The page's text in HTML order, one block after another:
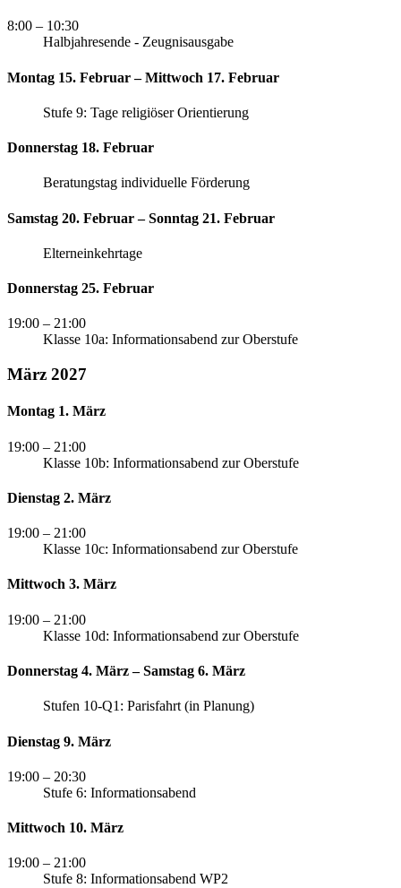
8:00 – 10:30
Halbjahresende - Zeugnisausgabe
Montag 15. Februar – Mittwoch 17. Februar
Stufe 9: Tage religiöser Orientierung
Donnerstag 18. Februar
Beratungstag individuelle Förderung
Samstag 20. Februar – Sonntag 21. Februar
Elterneinkehrtage
Donnerstag 25. Februar
19:00 – 21:00
Klasse 10a: Informationsabend zur Oberstufe
März 2027
Montag 1. März
19:00 – 21:00
Klasse 10b: Informationsabend zur Oberstufe
Dienstag 2. März
19:00 – 21:00
Klasse 10c: Informationsabend zur Oberstufe
Mittwoch 3. März
19:00 – 21:00
Klasse 10d: Informationsabend zur Oberstufe
Donnerstag 4. März – Samstag 6. März
Stufen 10-Q1: Parisfahrt (in Planung)
Dienstag 9. März
19:00 – 20:30
Stufe 6: Informationsabend
Mittwoch 10. März
19:00 – 21:00
Stufe 8: Informationsabend WP2